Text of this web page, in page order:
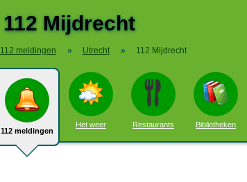
112 Mijdrecht
112 meldingen » Utrecht » 112 Mijdrecht
112 meldingen
Het weer Restaurants Bibliotheken